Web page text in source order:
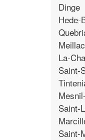
Dinge
Hede-
Meillac
La-
Saint-
Saint-
Saint-